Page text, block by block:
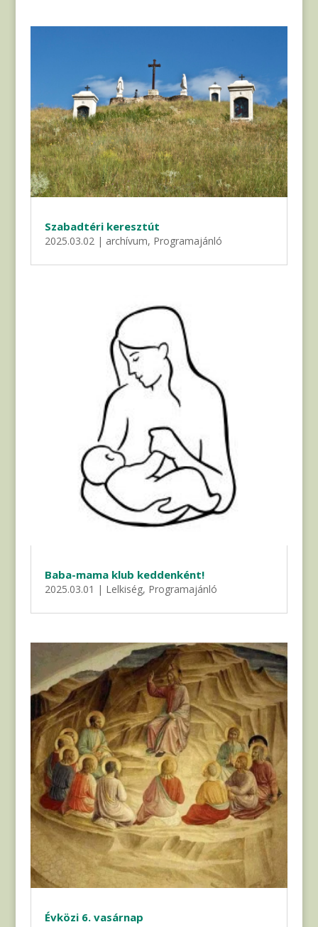
Szabadtéri keresztút
2025.03.02| archívum, Programajánló
Baba-mama klub keddenként!
2025.03.01 | Lelkiség, Programajánló
Évközi 6. vasárnap